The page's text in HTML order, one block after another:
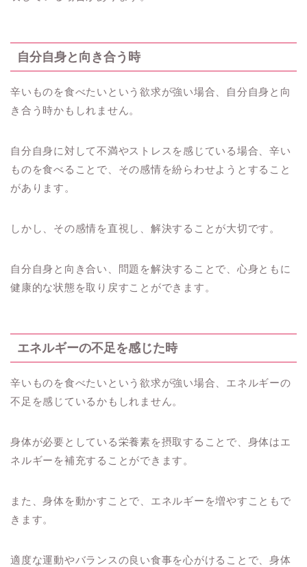
自分自身と向き合う時
辛いものを食べたいという欲求が強い場合、自分自身と向
き合う時かもしれません。
自分自身に対して不満やストレスを感じている場合、辛い
ものを食べることで、その感情を紛らわせようとすること
があります。
しかし、その感情を直視し、解決することが大切です。
自分自身と向き合い、問題を解決することで、心身ともに
健康的な状態を取り戻すことができます。
エネルギーの不足を感じた時
辛いものを食べたいという欲求が強い場合、エネルギーの
不足を感じているかもしれません。
身体が必要としている栄養素を摂取することで、身体はエ
ネルギーを補充することができます。
また、身体を動かすことで、エネルギーを増やすこともで
きます。
適度な運動やバランスの良い食事を心がけることで、身体